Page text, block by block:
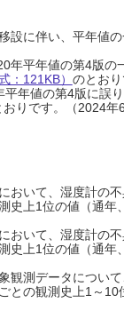
設に伴い、平年値
年平年値の第4版
：121KB） のとおり
年値の第4版に誤
おりです。（2024年6
おいて、湿度計の
史上1位の値（通年
おいて、湿度計の
史上1位の値（通
観測データについ
との観測史上1～